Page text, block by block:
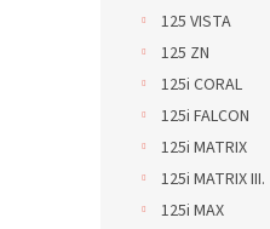
125 VISTA
125 ZN
125i CORAL
125i FALCON
125i MATRIX
125i MATRIX III.
125i MAX